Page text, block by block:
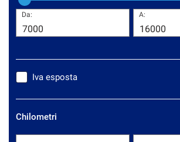
Da: A:
Iva esposta
Chilometri
e
sul
funzionamento
di
si
rimanda
alla
cookie